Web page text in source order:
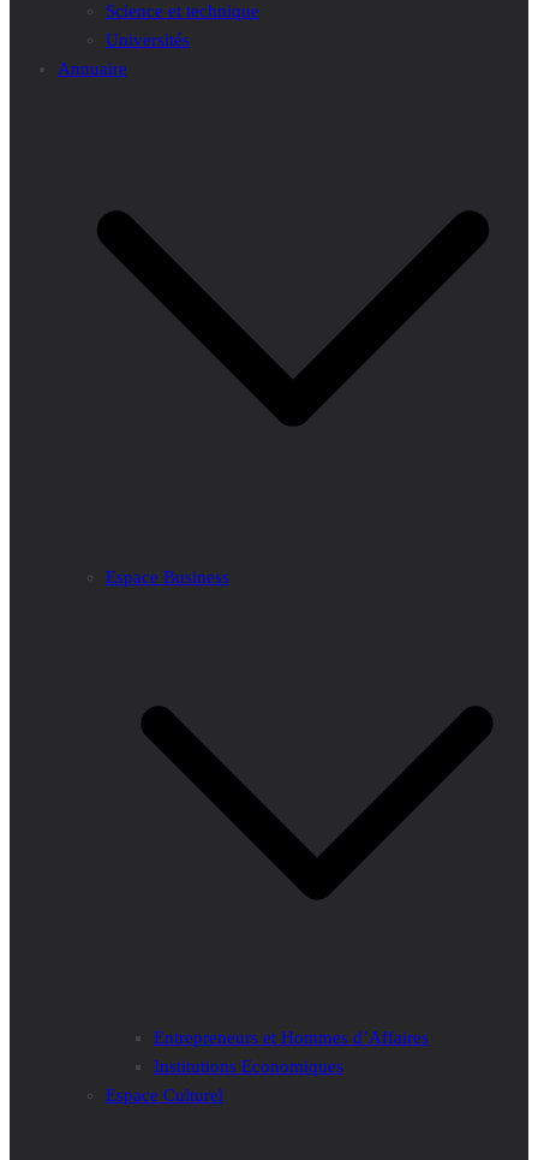
Science et technique
Universités
Annuaire
Espace Business
Entrepreneurs et Hommes d’Affaires
Institutions Economiques
Espace Culturel